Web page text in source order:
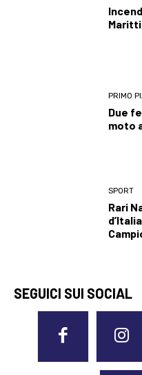
PRIMO
Due
moto
SPORT
Rari
SEGUICI SUI SOCIAL